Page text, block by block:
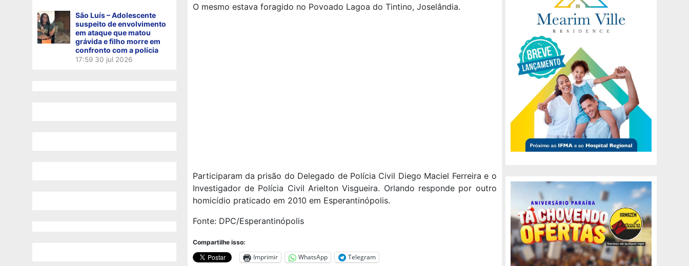
São Luís – Adolescente
suspeito de envolvimento
em ataque que matou
grávida e filho morre em
confronto com a polícia
17:59 30 jul 2026
O mesmo estava foragido no Povoado Lagoa do Tintino, Joselândia.
Participaram da prisão do Delegado de Polícia Civil Diego Maciel Ferreira e o
Investigador de Polícia Civil Arielton Visgueira. Orlando responde por outro
homicídio praticado em 2010 em Esperantinópolis.
Fonte: DPC/Esperantinópolis
Compartilhe isso:
Imprimir WhatsApp Telegram